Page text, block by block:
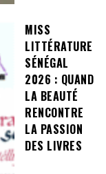
MISS
LITTÉRATURE
SÉNÉGAL
2026 : QUAND
LA BEAUTÉ
RENCONTRE
LA PASSION
DES LIVRES